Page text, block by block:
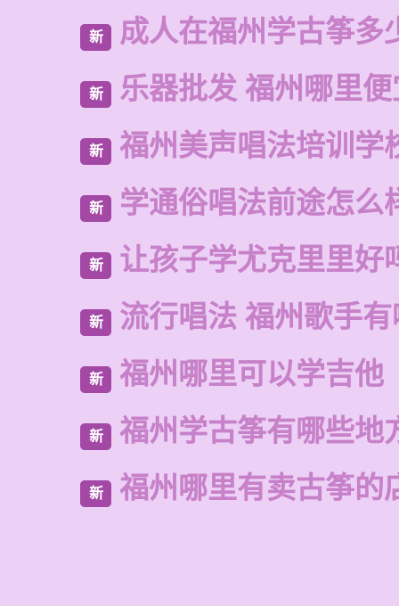
新 成人在福州学古筝多
新 乐器批发 福州哪里
新 福州美声唱法培训学
新 学通俗唱法前途怎么
新 让孩子学尤克里里好
新 流行唱法 福州歌手
新 福州哪里可以学吉他
新 福州学古筝有哪些地
新 福州哪里有卖古筝的